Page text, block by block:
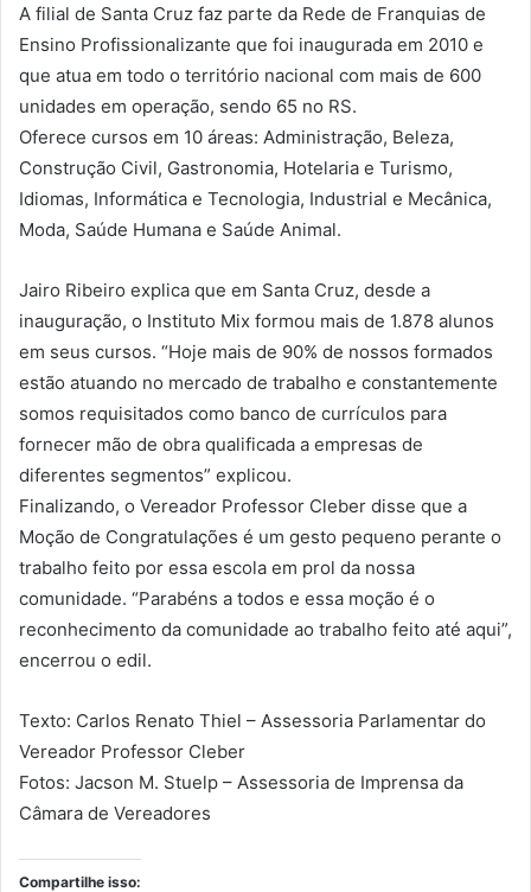
A filial de Santa Cruz faz parte da Rede de Franquias de
Ensino Profissionalizante que foi inaugurada em 2010 e
que atua em todo o território nacional com mais de 600
unidades em operação, sendo 65 no RS.
Oferece cursos em 10 áreas: Administração, Beleza,
Construção Civil, Gastronomia, Hotelaria e Turismo,
Idiomas, Informática e Tecnologia, Industrial e Mecânica,
Moda, Saúde Humana e Saúde Animal.
Jairo Ribeiro explica que em Santa Cruz, desde a
inauguração, o Instituto Mix formou mais de 1.878 alunos
em seus cursos. “Hoje mais de 90% de nossos formados
estão atuando no mercado de trabalho e constantemente
somos requisitados como banco de currículos para
fornecer mão de obra qualificada a empresas de
diferentes segmentos” explicou.
Finalizando, o Vereador Professor Cleber disse que a
Moção de Congratulações é um gesto pequeno perante o
trabalho feito por essa escola em prol da nossa
comunidade. “Parabéns a todos e essa moção é o
reconhecimento da comunidade ao trabalho feito até aqui”,
encerrou o edil.
Texto: Carlos Renato Thiel – Assessoria Parlamentar do
Vereador Professor Cleber
Fotos: Jacson M. Stuelp – Assessoria de Imprensa da
Câmara de Vereadores
Compartilhe isso: